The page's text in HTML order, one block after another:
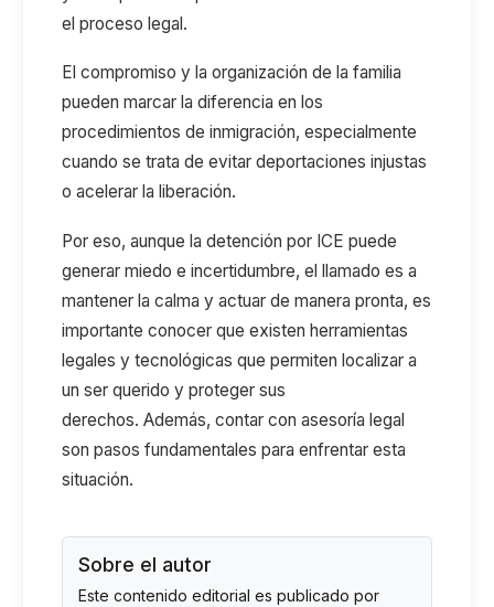
el proceso legal.
El compromiso y la organización de la familia
pueden marcar la diferencia en los
procedimientos de inmigración, especialmente
cuando se trata de evitar deportaciones injustas
o acelerar la liberación.
Por eso, aunque la detención por ICE puede
generar miedo e incertidumbre, el llamado es a
mantener la calma y actuar de manera pronta, es
importante conocer que existen herramientas
legales y tecnológicas que permiten localizar a
un ser querido y proteger sus
derechos. Además, contar con asesoría legal
son pasos fundamentales para enfrentar esta
situación.
Sobre el autor
Este contenido editorial es publicado por